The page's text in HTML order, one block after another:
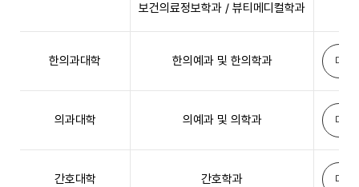
보건의료정보학과 / 뷰티메디컬학과
한의과대학 한의예과 및 한의학과 다운
의과대학 의예과 및 의학과 다운
간호대학 간호학과 다운